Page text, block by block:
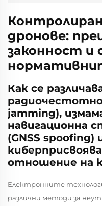
дронове:
законност
Как се
jamming),
навигационна
(GNSS spoofing)
отношение на
Електронните
различни методи за